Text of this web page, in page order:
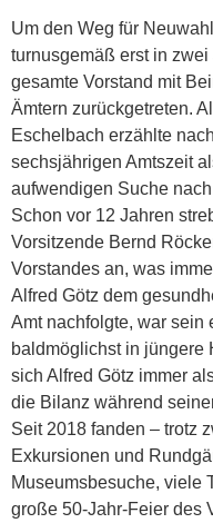
Um den Weg für
turnusgemäß erst in
gesamte Vorstand mit
Ämtern zurückgetreten.
Eschelbach erzählte
sechsjährigen Amtszeit
aufwendigen Suche
Schon vor 12 Jahren
Vorsitzende Bernd
Vorstandes an, was
Alfred Götz dem
Amt nachfolgte, war sein
baldmöglichst in jüngere
sich Alfred Götz immer
die Bilanz während
Seit 2018 fanden – trotz
Exkursionen und
Museumsbesuche, viele
große 50-Jahr-Feier des